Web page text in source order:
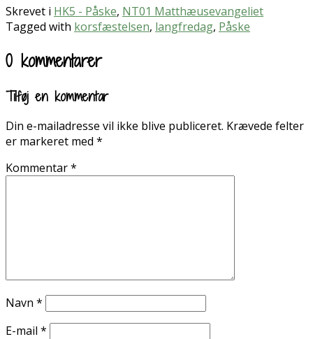
Skrevet i HK5 - Påske, NT01 Matthæusevangeliet
Tagged with korsfæstelsen, langfredag, Påske
0 kommentarer
Tilføj en kommentar
Din e-mailadresse vil ikke blive publiceret. Krævede felter
er markeret med *
Kommentar*
Navn *
E-mail *